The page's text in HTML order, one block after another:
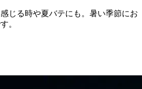
じる時や夏バテにも。暑い季節にお
。